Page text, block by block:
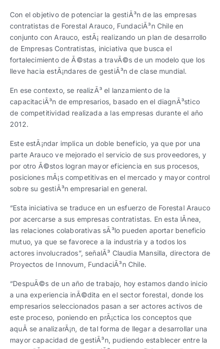
Ver todo
Español English
Español|English
Español|English
progresivos de gestión
Ver todos
Español English
Español English
Español English
Con el objetivo de potenciar la gestiÃ³n de las empresas
contratistas de Forestal Arauco, FundaciÃ³n Chile en
conjunto con Arauco, estÃ¡ realizando un plan de desarrollo
de Empresas Contratistas, iniciativa que busca el
fortalecimiento de Ã©stas a travÃ©s de un modelo que los
lleve hacia estÃ¡ndares de gestiÃ³n de clase mundial.
En ese contexto, se realizÃ³ el lanzamiento de la
capacitaciÃ³n de empresarios, basado en el diagnÃ³stico
de competitividad realizada a las empresas durante el año
2012.
Este estÃ¡ndar implica un doble beneficio, ya que por una
parte Arauco ve mejorado el servicio de sus proveedores, y
por otro Ã©stos logran mayor eficiencia en sus procesos,
posiciones mÃ¡s competitivas en el mercado y mayor control
sobre su gestiÃ³n empresarial en general.
“Esta iniciativa se traduce en un esfuerzo de Forestal Arauco
por acercarse a sus empresas contratistas. En esta lÃ­nea,
las relaciones colaborativas sÃ³lo pueden aportar beneficio
mutuo, ya que se favorece a la industria y a todos los
actores involucrados”, señalÃ³ Claudia Mansilla, directora de
Proyectos de Innovum, FundaciÃ³n Chile.
“DespuÃ©s de un año de trabajo, hoy estamos dando inicio
a una experiencia inÃ©dita en el sector forestal, donde los
empresarios seleccionados pasan a ser actores activos de
este proceso, poniendo en prÃ¡ctica los conceptos que
aquÃ­ se analizarÃ¡n, de tal forma de llegar a desarrollar una
mayor capacidad de gestiÃ³n, pudiendo establecer entre la